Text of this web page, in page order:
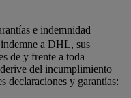
e indemnidad
a DHL, sus
de y frente a toda
del incumplimiento
declaraciones y garantías: